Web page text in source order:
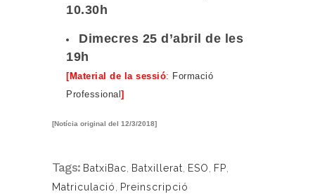
10.30h
Dimecres 25 d’abril de les
19h
[Material de la sessió: Formació
Professional ]
[Notícia original del 12/3/2018]
Tags: BatxiBac, Batxillerat, ESO, FP,
Matriculació, Preinscripció